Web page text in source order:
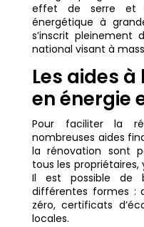
effet de serre et
énergétique à
s’inscrit pleinement
national visant à
Les aides
en énergie
Pour faciliter la
nombreuses aides
la rénovation sont
tous les
Il est possible de
différentes formes :
zéro, certificats
locales.